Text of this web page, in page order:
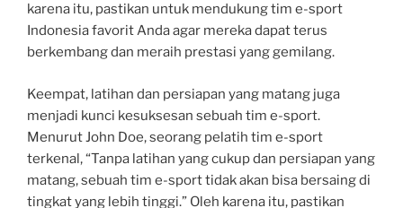
karena itu, pastikan untuk mendukung tim e-sport
Indonesia favorit Anda agar mereka dapat terus
berkembang dan meraih prestasi yang gemilang.
Keempat, latihan dan persiapan yang matang juga
menjadi kunci kesuksesan sebuah tim e-sport.
Menurut John Doe, seorang pelatih tim e-sport
terkenal, “Tanpa latihan yang cukup dan persiapan yang
matang, sebuah tim e-sport tidak akan bisa bersaing di
tingkat yang lebih tinggi.” Oleh karena itu, pastikan